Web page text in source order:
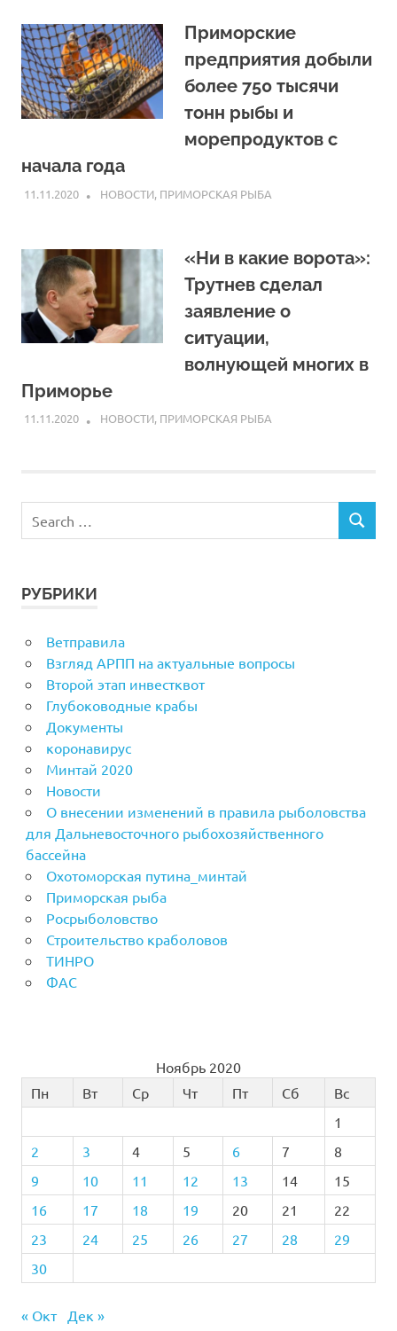
Приморские
предприятия добыли
более 750 тысячи
тонн рыбы и
морепродуктов с
начала года
11.11.2020 ARPP
НОВОСТИ, ПРИМОРСКАЯ РЫБА
«Ни в какие ворота»:
Трутнев сделал
заявление о
ситуации,
волнующей многих в
Приморье
11.11.2020 ARPP
НОВОСТИ, ПРИМОРСКАЯ РЫБА
РУБРИКИ
Ветправила
Взгляд АРПП на актуальные вопросы
Второй этап инвестквот
Глубоководные крабы
Документы
коронавирус
Минтай 2020
Новости
О внесении изменений в правила рыболовства
для Дальневосточного рыбохозяйственного
бассейна
Охотоморская путина_минтай
Приморская рыба
Росрыболовство
Строительство краболовов
ТИНРО
ФАС
Ноябрь 2020
Пн
Вт Ср Чт Пт Сб
Вс
1
2
3 4 5 6 7
8
9
10 11 12 13 14
15
16
17 18 19 20 21
22
23
24 25 26 27 28
29
30
« Окт Дек »